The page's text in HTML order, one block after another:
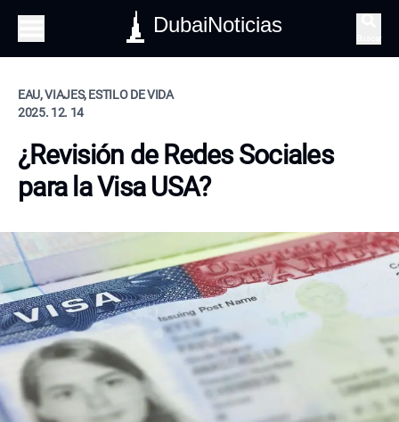
DubaiNoticias
EAU, VIAJES, ESTILO DE VIDA
2025. 12. 14
¿Revisión de Redes Sociales
para la Visa USA?